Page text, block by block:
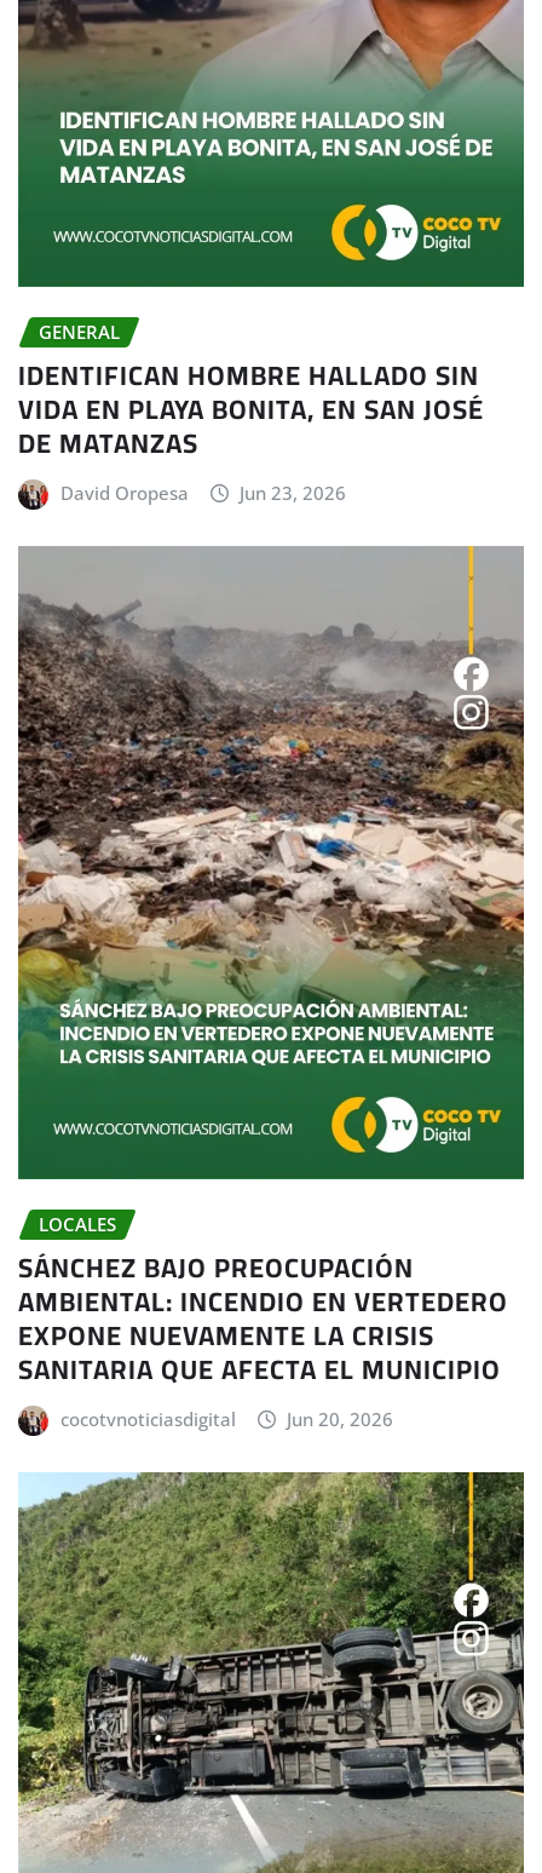
GENERAL
IDENTIFICAN HOMBRE HALLADO SIN
VIDA EN PLAYA BONITA, EN SAN JOSÉ
DE MATANZAS
David Oropesa Jun 23, 2026
LOCALES
SÁNCHEZ BAJO PREOCUPACIÓN
AMBIENTAL: INCENDIO EN VERTEDERO
EXPONE NUEVAMENTE LA CRISIS
SANITARIA QUE AFECTA EL MUNICIPIO
cocotvnoticiasdigital Jun 20, 2026